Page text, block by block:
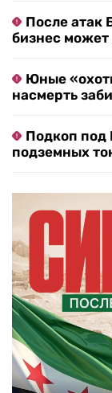
После атак
бизнес может
Юные
насмерть
Подкоп под
подземных